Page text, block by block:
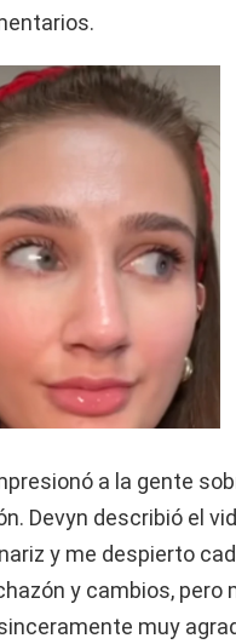
a la gente
Devyn describió el
y me despierto
y cambios, pero
muy